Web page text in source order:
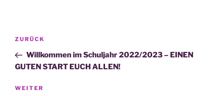
Beitragsnavigation
Vorheriger
Beitrag
ZURÜCK
Willkommen im Schuljahr 2022/2023 – EINEN
GUTEN START EUCH ALLEN!
Nächster
WEITER